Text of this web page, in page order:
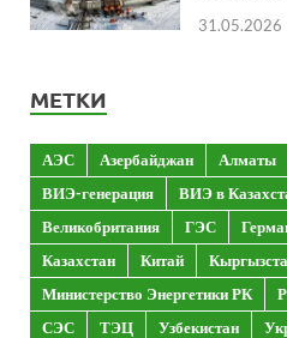
31.05.2026
МЕТКИ
АЭС Азербайджан Алматы
ВИЭ-генерация
ВИЭ в
Великобритания
ГЭС
Казахстан
Китай
Министерство Энергетики РК
СЭС
ТЭЦ Узбекистан